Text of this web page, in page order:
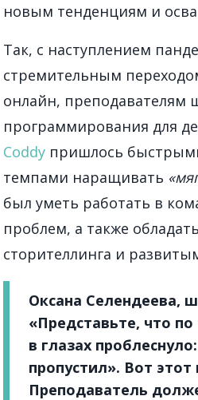
новым тенденциям и
Так, с наступлением
стремительным
онлайн, преподавателям
программирования для
Coddy пришлось
темпами наращивать
был уметь работать в
проблем, а также
сторителлинга и
Оксана Селендеева,
«Представьте, что по
в глазах
пропустил». Вот
Преподаватель